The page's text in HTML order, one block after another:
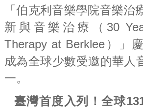
「伯克利音樂學院音樂治
新與音樂治療（30
Therapy at Berklee）」
成為全球少數受邀的華人
一。
臺灣首度入列！全球